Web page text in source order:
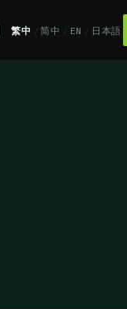
繁中 / 简中 / EN / 日本語